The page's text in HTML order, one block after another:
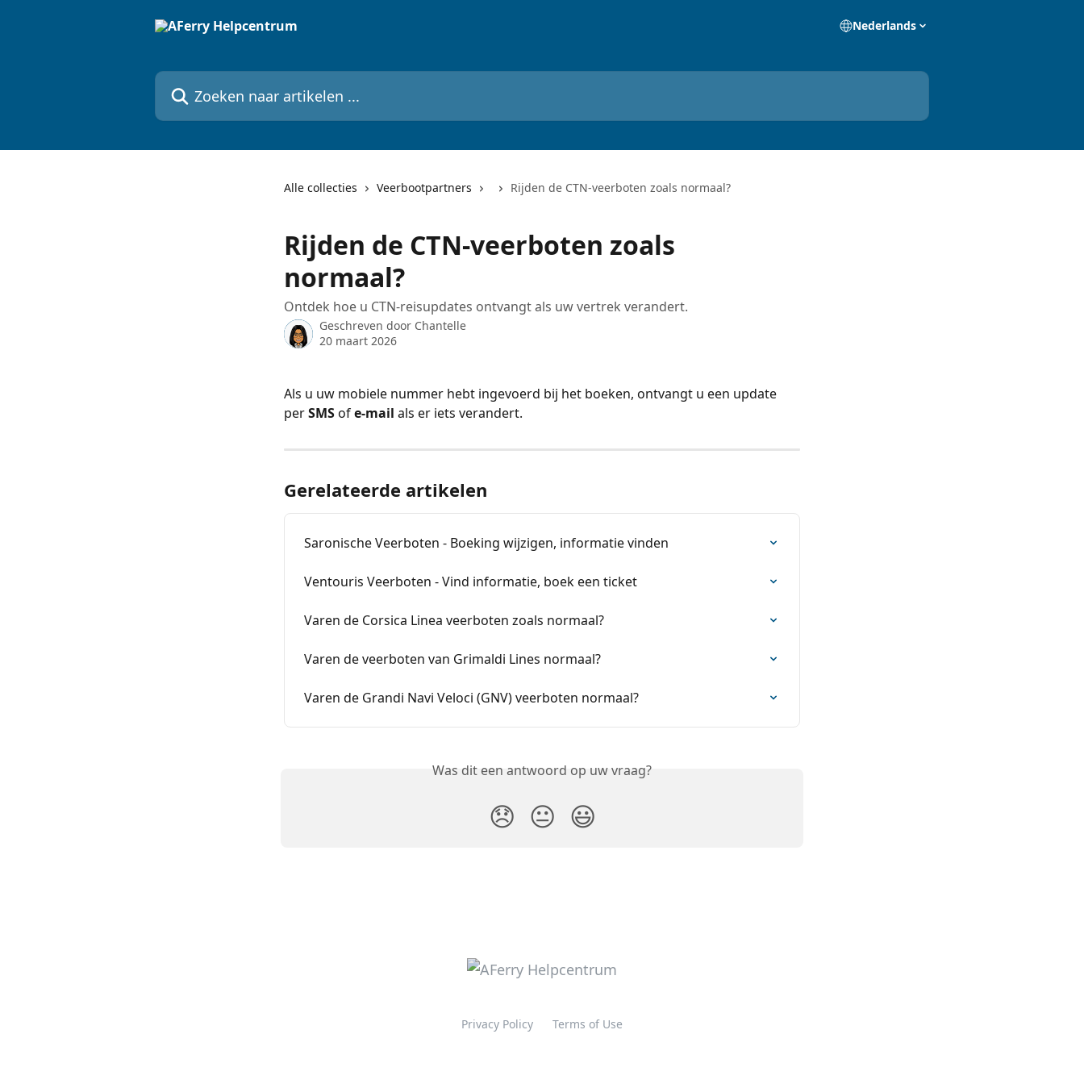
Nederlands
Zoeken naar artikelen ...
Alle collecties Veerbootpartners Rijden de CTN-veerboten zoals normaal?
Rijden de CTN-veerboten zoals
normaal?
Ontdek hoe u CTN-reisupdates ontvangt als uw vertrek verandert.
Geschreven door Chantelle
20 maart 2026
Als u uw mobiele nummer hebt ingevoerd bij het boeken, ontvangt u een update
per SMS of e-mail als er iets verandert.
Gerelateerde artikelen
Saronische Veerboten - Boeking wijzigen, informatie vinden
Ventouris Veerboten - Vind informatie, boek een ticket
Varen de Corsica Linea veerboten zoals normaal?
Varen de veerboten van Grimaldi Lines normaal?
Varen de Grandi Navi Veloci (GNV) veerboten normaal?
Was dit een antwoord op uw vraag?
😞 😐 😃
Privacy Policy Terms of Use